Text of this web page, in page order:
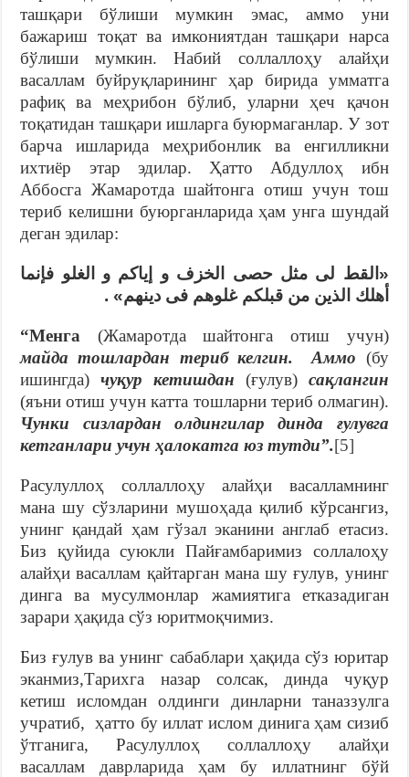
ташқари бўлиши мумкин эмас, аммо уни
бажариш тоқат ва имкониятдан ташқари нарса
бўлиши мумкин. Набий соллаллоҳу алайҳи
васаллам буйруқларининг ҳар бирида умматга
рафиқ ва меҳрибон бўлиб, уларни ҳеч қачон
тоқатидан ташқари ишларга буюрмаганлар. У зот
барча ишларида меҳрибонлик ва енгилликни
ихтиёр этар эдилар. Ҳатто Абдуллоҳ ибн
Аббосга Жамаротда шайтонга отиш учун тош
териб келишни буюрганларида ҳам унга шундай
деган эдилар:
«القط لى مثل حصى الخزف و إياكم و الغلو فإنما
أهلك الذين من قبلكم غلوهم فى دينهم» .
“Менга (Жамаротда шайтонга отиш учун)
майда тошлардан териб келгин. Аммо (бу
ишингда)чуқур кетишдан (ғулув) сақлангин
(яъни отиш учун катта тошларни териб олмагин).
Чунки сизлардан олдингилар динда ғулувга
кетганлари учун ҳалокатга юз тутди”.[5]
Расулуллоҳ соллаллоҳу алайҳи васалламнинг
мана шу сўзларини мушоҳада қилиб кўрсангиз,
унинг қандай ҳам гўзал эканини англаб етасиз.
Биз қуйида суюкли Пайғамбаримиз соллалоҳу
алайҳи васаллам қайтарган мана шу ғулув, унинг
динга ва мусулмонлар жамиятига етказадиган
зарари ҳақида сўз юритмоқчимиз.
Биз ғулув ва унинг сабаблари ҳақида сўз юритар
эканмиз,Тарихга назар солсак, динда чуқур
кетиш исломдан олдинги динларни таназзулга
учратиб, ҳатто бу иллат ислом динига ҳам сизиб
ўтганига, Расулуллоҳ соллаллоҳу алайҳи
васаллам даврларида ҳам бу иллатнинг бўй